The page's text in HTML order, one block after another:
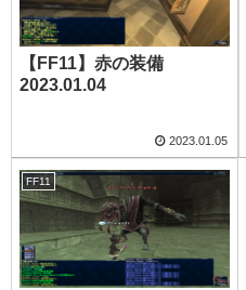
【FF11】赤の装備
2023.01.04
2023.01.05
FF11